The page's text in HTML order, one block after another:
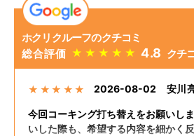
ホクリクルーフのクチコミ
総合評価 ★ ★ ★ ★ ★ 4.8 クチ
★ ★ ★ ★ ★ 2026-08-02 安川
今回コーキング打ち替えをお願いし
いした際も、希望する内容を細かく